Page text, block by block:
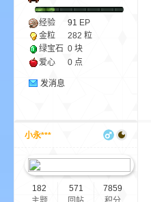
经验 91 EP
金粒
282 粒
绿宝石 0 块
爱心
0 点
发消息
小永***
182
571
7859